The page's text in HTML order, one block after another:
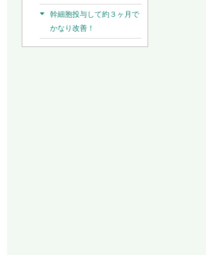
幹細胞投与して約３ヶ月で
かなり改善！